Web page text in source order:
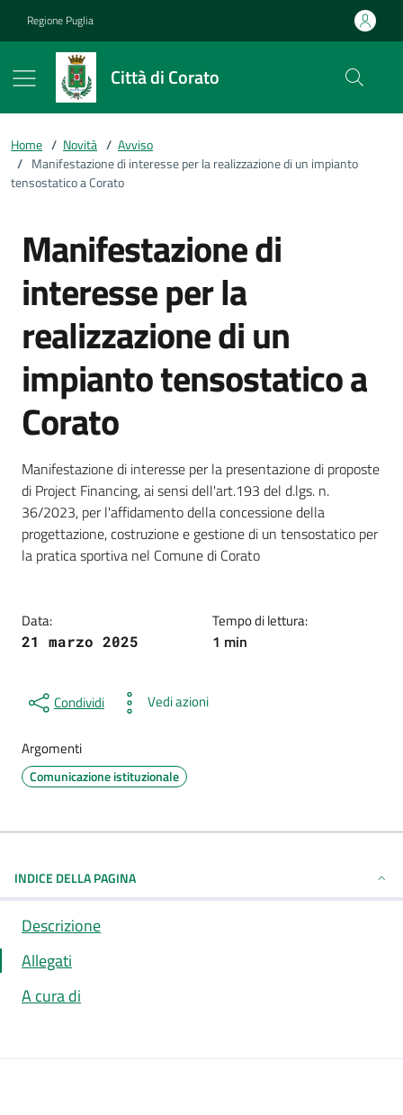
Regione Puglia
Città di Corato
Home / Novità / Avviso
/ Manifestazione di interesse per la realizzazione di un impianto
tensostatico a Corato
Manifestazione di
interesse per la
realizzazione di un
impianto tensostatico a
Corato
Dettagli della notizia
Manifestazione di interesse per la presentazione di proposte
di Project Financing, ai sensi dell'art.193 del d.lgs. n.
36/2023, per l'affidamento della concessione della
progettazione, costruzione e gestione di un tensostatico per
la pratica sportiva nel Comune di Corato
Data:
21 marzo 2025
Tempo di lettura:
1 min
Condividi Vedi azioni
Argomenti
Comunicazione istituzionale
INDICE DELLA PAGINA
Descrizione
Allegati
A cura di